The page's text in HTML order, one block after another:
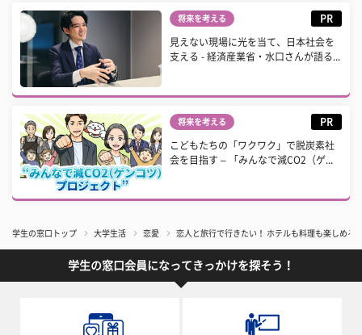
将来を考える PR
見えない現場に光を当て、日本社会を
支える - 経済産業省・水口さんが語る...
将来を考える PR
こどもたちの「ワクワク」で脱炭素社
会を目指す – 「みんなで減CO2（ゲ...
学生の窓口トップ 大学生活 恋愛 恋人と旅行で行きたい！ ホテルも料理も楽しめる
学生の窓口会員になってきっかけを探そう！